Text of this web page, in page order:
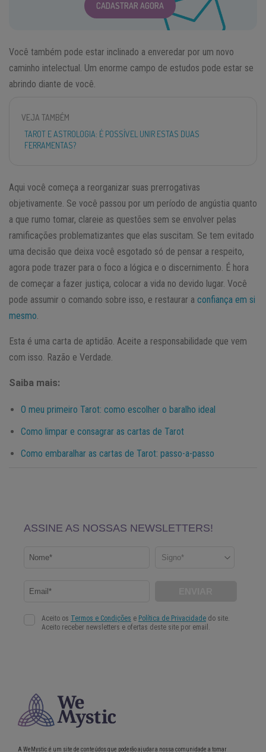
CADASTRAR AGORA
Você também pode estar inclinado a enveredar por um novo
caminho intelectual. Um enorme campo de estudos pode estar se
abrindo diante de você.
VEJA TAMBÉM
TAROT E ASTROLOGIA: É POSSÍVEL UNIR ESTAS DUAS
FERRAMENTAS?
Aqui você começa a reorganizar suas prerrogativas
objetivamente. Se você passou por um período de angústia quanto
a que rumo tomar, clareie as questões sem se envolver pelas
ramificações problematizantes que elas suscitam. Se tem evitado
uma decisão que deixa você esgotado só de pensar a respeito,
agora pode trazer para o foco a lógica e o discernimento. É hora
de começar a fazer justiça, colocar a vida no devido lugar. Você
pode assumir o comando sobre isso, e restaurar a confiança em si
mesmo.
Esta é uma carta de aptidão. Aceite a responsabilidade que vem
com isso. Razão e Verdade.
Saiba mais:
O meu primeiro Tarot: como escolher o baralho ideal
Como limpar e consagrar as cartas de Tarot
Como embaralhar as cartas de Tarot: passo-a-passo
A WeMystic é um site de conteúdos que poderão ajudar a nossa comunidade a tomar